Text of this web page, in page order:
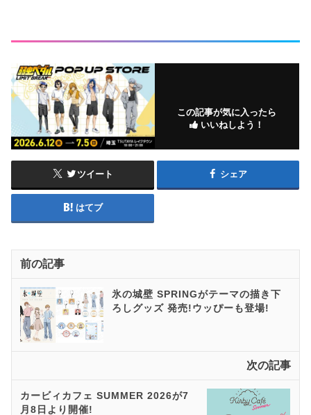
この記事が気に入ったら
いいねしよう！
ツイート シェア
はてブ
前の記事
氷の城壁 SPRINGがテーマの描き下
ろしグッズ 発売!​ウッぴーも登場!
次の記事
カービィカフェ SUMMER 2026が7
月8日より開催!